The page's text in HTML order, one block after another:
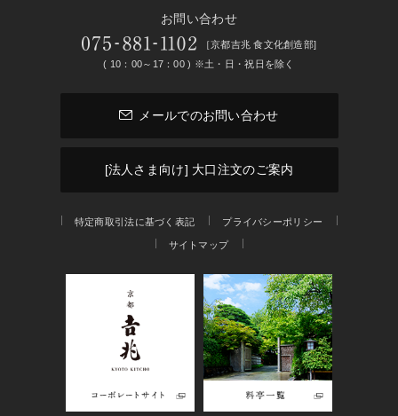
お問い合わせ
［京都吉兆 食文化創造部]
( 10：00～17：00 ) ※土・日・祝日を除く
メールでのお問い合わせ
[法人さま向け] 大口注文のご案内
特定商取引法に基づく表記 プライバシーポリシー
サイトマップ